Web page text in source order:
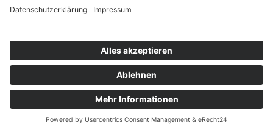
Impressum|Datenschutz|Barrierefreiheitserklärung
Mutige Mutmacher*innen gesucht!
Komm zu den mutigen Mutmacher*innen.